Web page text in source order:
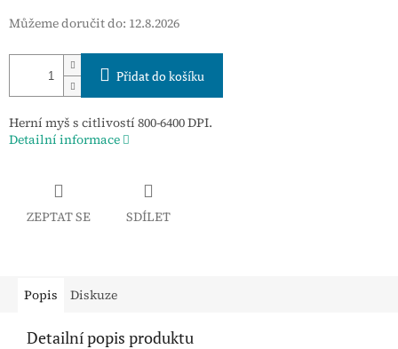
Můžeme doručit do: 12.8.2026
Přidat do košíku
Herní myš s citlivostí 800-6400 DPI.
Detailní informace
ZEPTAT SE SDÍLET
Popis Diskuze
Detailní popis produktu